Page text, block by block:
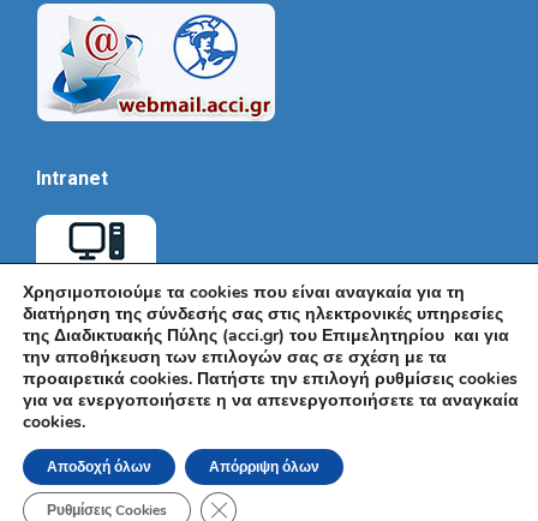
Intranet
© Εμπορικό και Βιομηχανικό Επιμελητήριο Αθηνών 2026 |
Ακαδημίας 7, ΤΚ: 10671, Αθήνα, Τηλ: +30 210 3604815, e-mail:
info@acci.gr
Όροι Χρήσης|Πολιτική Ασφάλειας|Πολιτική Απορρήτου
Προσβασιμότητας
Χρησιμοποιούμε τα cookies που είναι αναγκαία για τη
διατήρηση της σύνδεσής σας στις ηλεκτρονικές υπηρεσίες
της Διαδικτυακής Πύλης (acci.gr) του Επιμελητηρίου και για
την αποθήκευση των επιλογών σας σε σχέση με τα
προαιρετικά cookies. Πατήστε την επιλογή ρυθμίσεις cookies
για να ενεργοποιήσετε η να απενεργοποιήσετε τα αναγκαία
cookies.
Αποδοχή όλων Απόρριψη όλων
Ρυθμίσεις Cookies Κλείσιμο του Cookie banner για το GDPR